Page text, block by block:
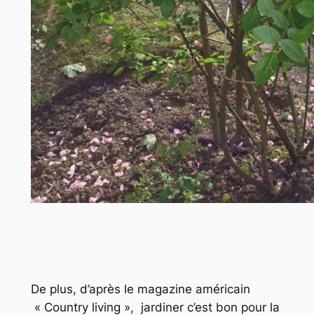
De plus, d’après le magazine américain
« Country living », jardiner c’est bon pour la